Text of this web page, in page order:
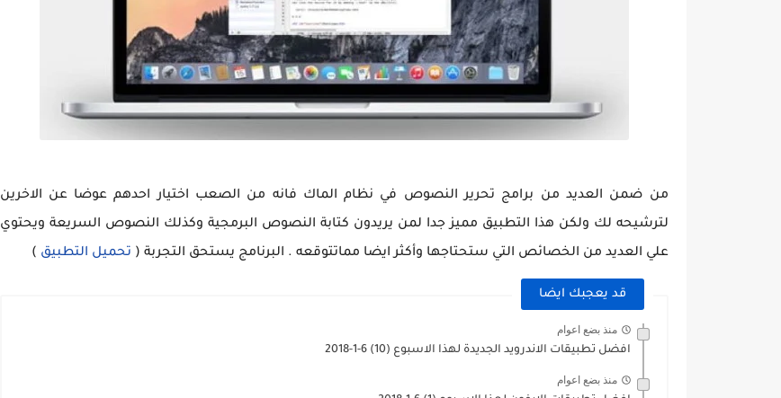
من ضمن العديد من برامج تحرير النصوص في نظام الماك فانه من الصعب اختيار احدهم عوضا عن الاخرين
لترشيحه لك ولكن هذا التطبيق مميز جدا لمن يريدون كتابة النصوص البرمجية وكذلك النصوص السريعة ويحتوي
علي العديد من الخصائص التي ستحتاجها وأكثر ايضا مماتتوقعه . البرنامج يستحق التجربة ( تحميل التطبيق )
قد يعجبك ايضا
منذ بضع اعوام
افضل تطبيقات الاندرويد الجديدة لهذا الاسبوع (10) 6-1-2018
منذ بضع اعوام